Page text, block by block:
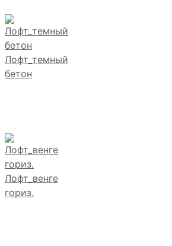
Лофт_темный
бетон
Лофт_венге
гориз.